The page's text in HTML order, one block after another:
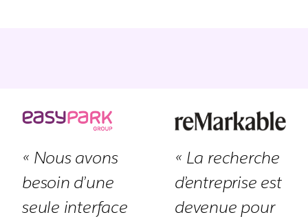
« Nous avons
besoin d’une
seule interface
« La recherche
d’entreprise est
devenue pour